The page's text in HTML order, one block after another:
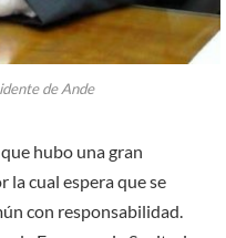
de Ande
hubo una gran
la cual espera que se
con responsabilidad.